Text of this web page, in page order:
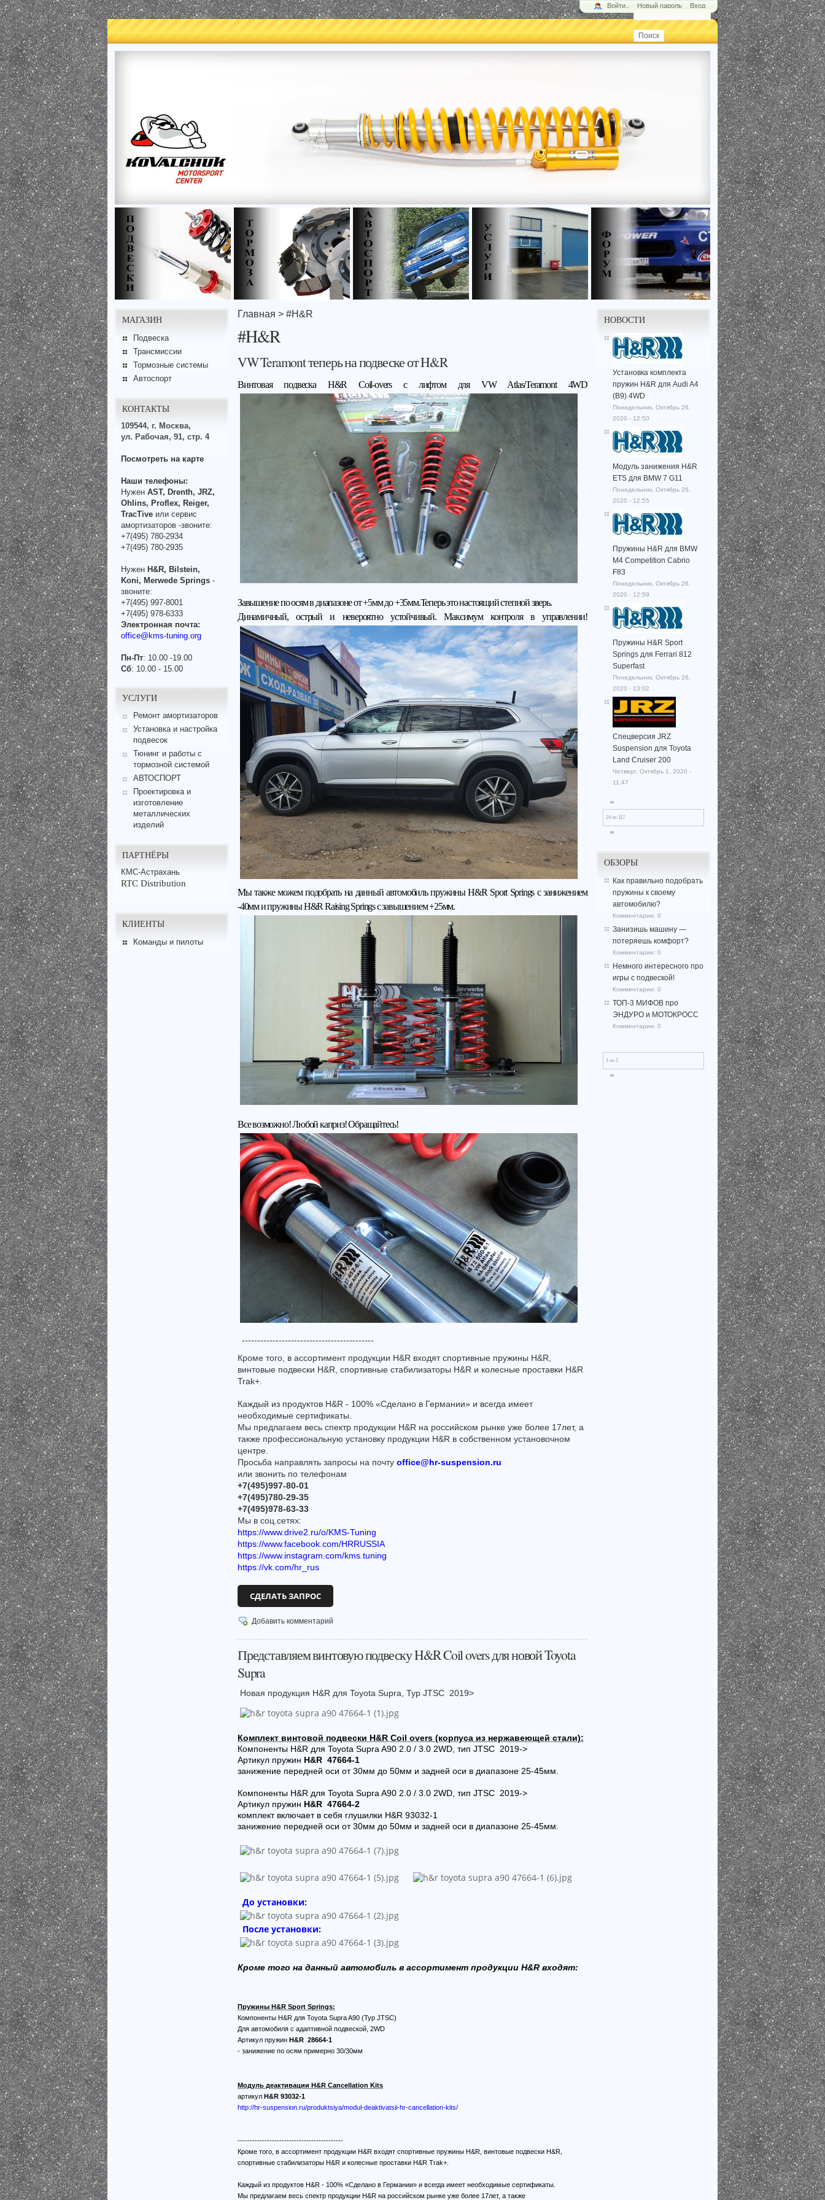
Войти.. Новый пароль Вход
МАГАЗИН
Подвеска
Трансмиссии
Тормозные системы
Автоспорт
КОНТАКТЫ
109544, г. Москва,
ул. Рабочая, 91, стр. 4
Посмотреть на карте
Наши телефоны:
Нужен AST, Drenth, JRZ,
Ohlins, Proflex, Reiger,
TracTive или сервис
амортизаторов -звоните:
+7(495) 780-2934
+7(495) 780-2935
Нужен H&R, Bilstein,
Koni, Merwede Springs -
звоните:
+7(495) 997-8001
+7(495) 978-6333
Электронная почта:
office@kms-tuning.org
Пн-Пт: 10.00 -19.00
Сб: 10.00 - 15.00
УСЛУГИ
Ремонт амортизаторов
Установка и настройка
подвесок
Тюнинг и работы с
тормозной системой
АВТОСПОРТ
Проектировка и
изготовление
металлических
изделий
ПАРТНЁРЫ
КМС-Астрахань
RTC Distribution
КЛИЕНТЫ
Команды и пилоты
Главная > #H&R
#H&R
VW Teramont теперь на подвеске от H&R
Винтовая подвеска H&R Coil-overs с лифтом для VW Atlas/Teramont 4WD
Завышение по осям в диапазоне от +5мм до +35мм.Теперь это настоящий степной зверь.
Динамичный, острый и невероятно устойчивый. Максимум контроля в управлении!
Мы также можем подобрать на данный автомобиль пружины H&R Sport Springs с занижением
-40мм и пружины H&R Raising Springs с завышением +25мм.
Все возможно! Любой каприз! Обращайтесь!
-------------------------------------------
Кроме того, в ассортимент продукции H&R входят спортивные пружины H&R,
винтовые подвески H&R, спортивные стабилизаторы H&R и колесные проставки H&R
Trak+.
Каждый из продуктов H&R - 100% «Сделано в Германии» и всегда имеет
необходимые сертификаты.
Мы предлагаем весь спектр продукции H&R на российском рынке уже более 17лет, а
также профессиональную установку продукции H&R в собственном установочном
центре.
Просьба направлять запросы на почту office@hr-suspension.ru
или звонить по телефонам
+7(495)997-80-01
+7(495)780-29-35
+7(495)978-63-33
Мы в соц.сетях:
https://www.drive2.ru/o/KMS-Tuning
https://www.facebook.com/HRRUSSIA
https://www.instagram.com/kms.tuning
https://vk.com/hr_rus
СДЕЛАТЬ ЗАПРОС
Добавить комментарий
Представляем винтовую подвеску H&R Coil overs для новой Toyota
Supra
Новая продукция H&R для Toyota Supra, Typ JTSC 2019>
Комплект винтовой подвески H&R Coil overs (корпуса из нержавеющей стали):
Компоненты H&R для Toyota Supra A90 2.0 / 3.0 2WD, тип JTSC 2019->
Артикул пружин H&R 47664-1
занижение передней оси от 30мм до 50мм и задней оси в диапазоне 25-45мм.
Компоненты H&R для Toyota Supra A90 2.0 / 3.0 2WD, тип JTSC 2019->
Артикул пружин H&R 47664-2
комплект включает в себя глушилки H&R 93032-1
занижение передней оси от 30мм до 50мм и задней оси в диапазоне 25-45мм.
До установки:
После установки:
Кроме того на данный автомобиль в ассортимент продукции H&R входят:
Пружины H&R Sport Springs:
Компоненты H&R для Toyota Supra A90 (Typ JTSC)
Для автомобиля с адаптивной подвеской, 2WD
Артикул пружин H&R 28664-1
- занижение по осям примерно 30/30мм
Модуль деактивации H&R Cancellation Kits
артикул H&R 93032-1
http://hr-suspension.ru/produktsiya/modul-deaktivatsii-hr-cancellation-kits/
-------------------------------------------
Кроме того, в ассортимент продукции H&R входят спортивные пружины H&R, винтовые подвески H&R,
спортивные стабилизаторы H&R и колесные проставки H&R Trak+.
Каждый из продуктов H&R - 100% «Сделано в Германии» и всегда имеет необходимые сертификаты.
Мы предлагаем весь спектр продукции H&R на российском рынке уже более 17лет, а также
НОВОСТИ
Установка комплекта
пружин H&R для Audi A4
(B9) 4WD
Понедельник, Октябрь 26,
2020 - 12:50
Модуль занижения H&R
ETS для BMW 7 G11
Понедельник, Октябрь 26,
2020 - 12:55
Пружины H&R для BMW
M4 Competition Cabrio
F83
Понедельник, Октябрь 26,
2020 - 12:59
Пружины H&R Sport
Springs для Ferrari 812
Superfast
Понедельник, Октябрь 26,
2020 - 13:02
Спецверсия JRZ
Suspension для Toyota
Land Cruiser 200
Четверг, Октябрь 1, 2020 -
11:47
‹‹
24 из 117
››
ОБЗОРЫ
Как правильно подобрать
пружины к своему
автомобилю?
Комментарии: 0
Занизишь машину —
потеряешь комфорт?
Комментарии: 0
Немного интересного про
игры с подвеской!
Комментарии: 0
ТОП-3 МИФОВ про
ЭНДУРО и МОТОКРОСС
Комментарии: 0
1 из 2
››